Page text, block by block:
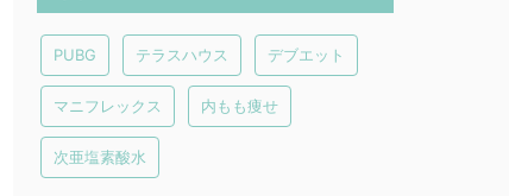
PUBG テラスハウス デブエット
マニフレックス 内もも痩せ
次亜塩素酸水